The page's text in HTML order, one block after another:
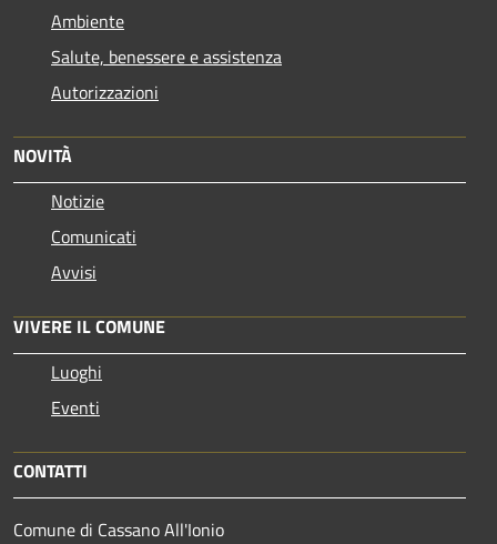
Ambiente
Salute, benessere e assistenza
Autorizzazioni
NOVITÀ
Notizie
Comunicati
Avvisi
VIVERE IL COMUNE
Luoghi
Eventi
CONTATTI
Comune di Cassano All'Ionio